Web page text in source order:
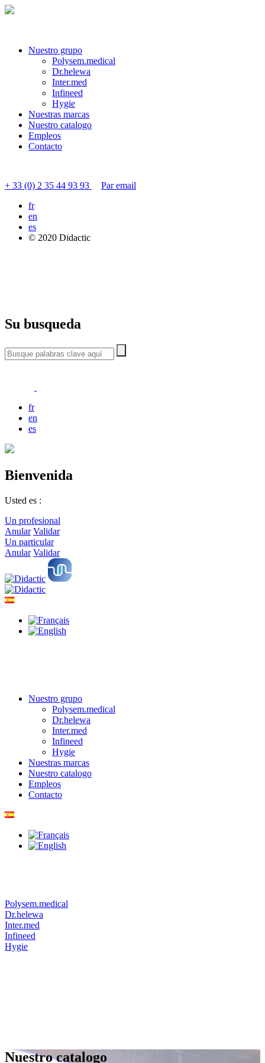
Nuestro grupo
Polysem.medical
Dr.helewa
Inter.med
Infineed
Hygie
Nuestras marcas
Nuestro catalogo
Empleos
Contacto
+ 33 (0) 2 35 44 93 93
Par email
fr
en
es
© 2020 Didactic
Su busqueda
fr
en
es
Bienvenida
Usted es :
Un profesional
Anular Validar
Un particular
Anular Validar
Nuestro grupo
Polysem.medical
Dr.helewa
Inter.med
Infineed
Hygie
Nuestras marcas
Nuestro catalogo
Empleos
Contacto
Polysem.medical
Dr.helewa
Inter.med
Infineed
Hygie
Nuestro catalogo